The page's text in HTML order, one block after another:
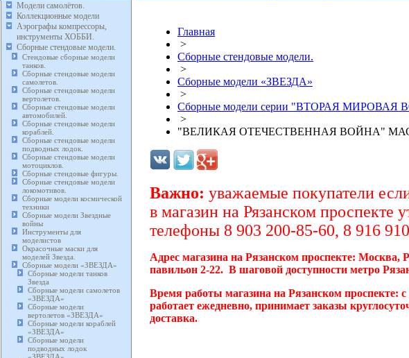
Модели самолётов.
Коллекционные модели
Аэрографы компрессоры,
инструменты ХОББИ.
Сборные стендовые модели.
Стендовые сборные модели
танков.
Сборные стендовые модели
самолетов.
Сборные стендовые модели
вертолетов.
Сборные стендовые модели
автомобилей.
Сборные стендовые модели
кораблей.
Сборные стендовые модели
подводных лодок.
Сборные стендовые модели
мотоциклов.
Сборные стендовые фигуры.
Сборные стендовые модели
локомотивов.
Сборные модели космической
техники
Сборные модели Звездные
войны
Инструменты для
моделистов
Окрасочные маски для
моделей Звезда.
Сборные модели «ЗВЕЗДА»
Сборные модели танков
Звезда
Сборные модели самолетов
«ЗВЕЗДА»
Сборные модели
вертолетов «ЗВЕЗДА»
Сборные модели кораблей
«ЗВЕЗДА»
Сборные модели
подводных лодок
Главная
>
Сборные стендовые модели.
>
Сборные модели «ЗВЕЗДА»
>
Сборные модели серии "ВТОРАЯ МИРОВАЯ
>
"ВЕЛИКАЯ ОТЕЧЕСТВЕННАЯ ВОЙНА"
Важно: уважаемые покупатели
в магазин на Рязанском проспекте
телефоны 8 903 200-85-60, 8 916
Адрес магазина на Рязанском проспекте: Москва,
павильон 2-22. В шаговой доступности метро
Время работы магазина на Рязанском
работает ежедневно, принимает заказы
доставка.